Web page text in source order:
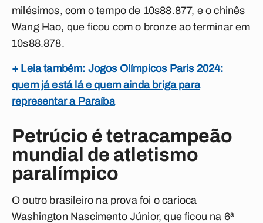
milésimos, com o tempo de 10s88.877, e o chinês
Wang Hao, que ficou com o bronze ao terminar em
10s88.878.
+ Leia também: Jogos Olímpicos Paris 2024:
quem já está lá e quem ainda briga para
representar a Paraíba
Petrúcio é tetracampeão
mundial de atletismo
paralímpico
O outro brasileiro na prova foi o carioca
Washington Nascimento Júnior, que ficou na 6ª